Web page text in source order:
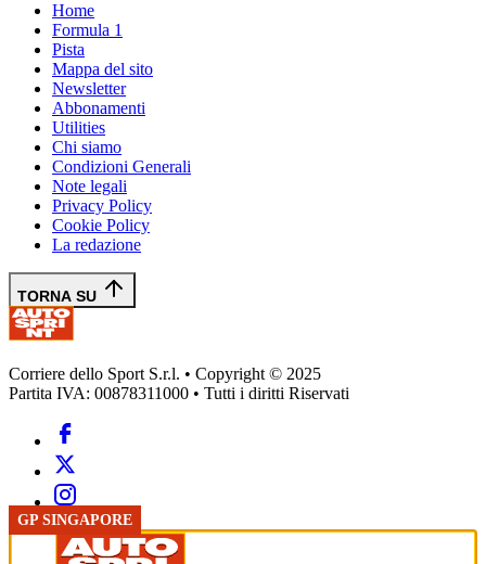
FORMULA 1
GP SINGAPORE
Home
Formula 1
Pista
Mappa del sito
Newsletter
Abbonamenti
Utilities
Chi siamo
Condizioni Generali
Note legali
Privacy Policy
Cookie Policy
La redazione
TORNA SU
Corriere dello Sport S.r.l. • Copyright © 2025
Partita IVA: 00878311000 • Tutti i diritti Riservati